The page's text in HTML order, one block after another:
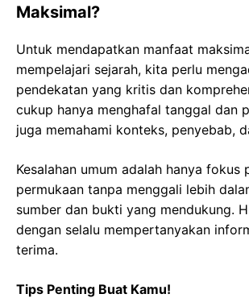
Maksimal?
Untuk mendapatkan manfaat
mempelajari sejarah, kita perlu
pendekatan yang kritis dan
cukup hanya menghafal tanggal dan
juga memahami konteks, penyebab,
Kesalahan umum adalah hanya fokus
permukaan tanpa menggali lebih
sumber dan bukti yang mendukung.
dengan selalu mempertanyakan
terima.
Tips Penting Buat Kamu!